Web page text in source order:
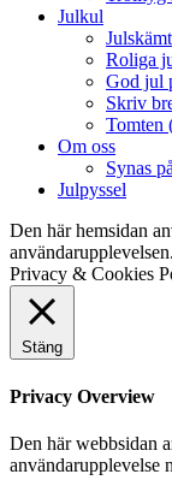
Julkul
Julskämt
Roliga
God jul
Skriv
Tomten
Om oss
Synas
Julpyssel
Den här hemsidan
användarupplevelsen.
Privacy & Cookies
Stäng
Privacy Overview
Den här webbsidan
användarupplevelse